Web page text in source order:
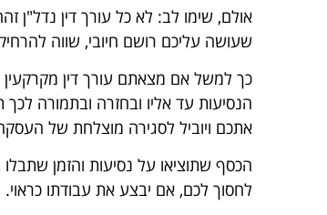
אולם, שימו לב: לא כל עורך דין נדל"ן
שעושה עליכם רושם חיובי, שווה
כך למשל אם מצאתם עורך דין מקרקעין
הנסיעות עד אליו ובחזרה ובתמורה
אתכם ויוביל לסגירה מוצלחת של
הכסף שתוציאו על נסיעות והזמן
לחסוך לכם, אם יבצע את עבודתו כראוי.